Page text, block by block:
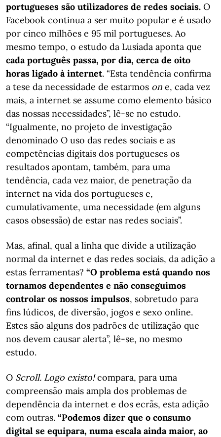
portugueses são utilizadores de redes sociais. O
Facebook continua a ser muito popular e é usado
por cinco milhões e 95 mil portugueses. Ao
mesmo tempo, o estudo da Lusíada aponta que
cada português passa, por dia, cerca de oito
horas ligado à internet. “Esta tendência confirma
a tese da necessidade de estarmos on e, cada vez
mais, a internet se assume como elemento básico
das nossas necessidades”, lê-se no estudo.
“Igualmente, no projeto de investigação
denominado O uso das redes sociais e as
competências digitais dos portugueses os
resultados apontam, também, para uma
tendência, cada vez maior, de penetração da
internet na vida dos portugueses e,
cumulativamente, uma necessidade (em alguns
casos obsessão) de estar nas redes sociais”.
Mas, afinal, qual a linha que divide a utilização
normal da internet e das redes sociais, da adição a
estas ferramentas? “O problema está quando nos
tornamos dependentes e não conseguimos
controlar os nossos impulsos, sobretudo para
fins lúdicos, de diversão, jogos e sexo online.
Estes são alguns dos padrões de utilização que
nos devem causar alerta”, lê-se, no mesmo
estudo.
O Scroll. Logo existo!compara, para uma
compreensão mais ampla dos problemas de
dependência da internet e dos ecrãs, esta adição
com outras. “Podemos dizer que o consumo
digital se equipara, numa escala ainda maior, ao